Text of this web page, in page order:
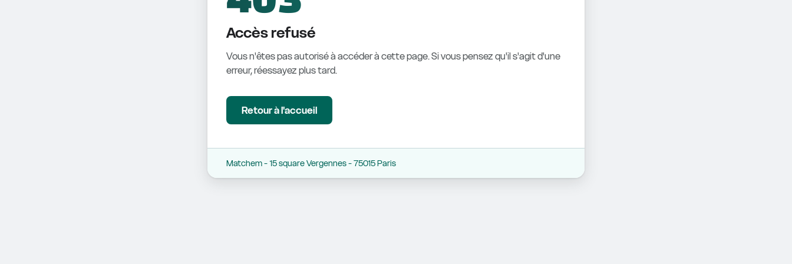
Accès refusé
Vous n'êtes pas autorisé à accéder à cette page. Si vous pensez qu'il s'agit d'une
erreur, réessayez plus tard.
Retour à l'accueil
Matchem - 15 square Vergennes - 75015 Paris